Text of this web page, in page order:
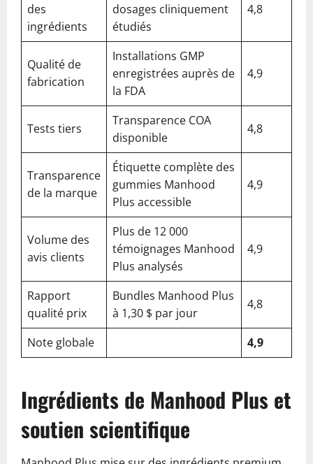
des
ingrédients
dosages cliniquement
étudiés
4,8
Qualité de
fabrication
Installations GMP
enregistrées auprès de
la FDA
4,9
Tests tiers
Transparence COA
disponible
4,8
Transparence
de la marque
Étiquette complète des
gummies Manhood
Plus accessible
4,9
Volume des
avis clients
Plus de 12 000
témoignages Manhood
Plus analysés
4,9
Rapport
qualité prix
Bundles Manhood Plus
à 1,30 $ par jour
4,8
Note globale 4,9
Ingrédients de Manhood Plus et
soutien scientifique